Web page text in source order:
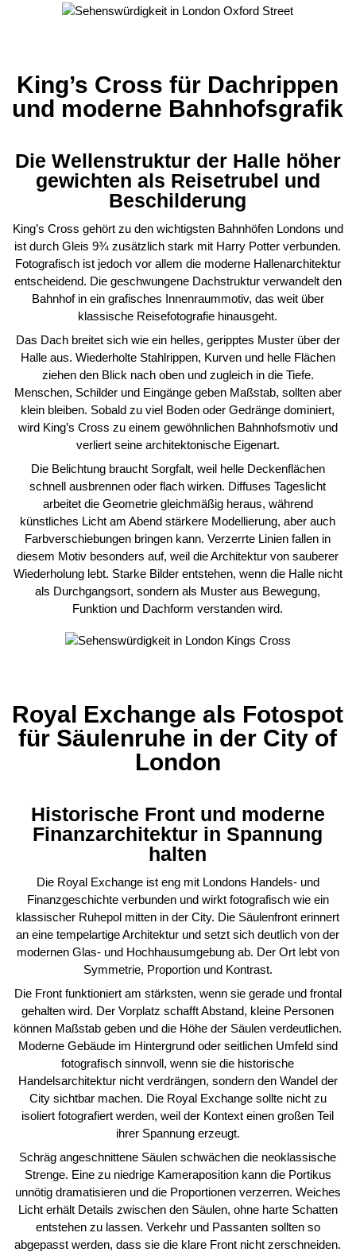
King’s Cross für Dachrippen
und moderne Bahnhofsgrafik
Die Wellenstruktur der Halle höher
gewichten als Reisetrubel und
Beschilderung
King’s Cross gehört zu den wichtigsten Bahnhöfen Londons und
ist durch Gleis 9¾ zusätzlich stark mit Harry Potter verbunden.
Fotografisch ist jedoch vor allem die moderne Hallenarchitektur
entscheidend. Die geschwungene Dachstruktur verwandelt den
Bahnhof in ein grafisches Innenraummotiv, das weit über
klassische Reisefotografie hinausgeht.
Das Dach breitet sich wie ein helles, geripptes Muster über der
Halle aus. Wiederholte Stahlrippen, Kurven und helle Flächen
ziehen den Blick nach oben und zugleich in die Tiefe.
Menschen, Schilder und Eingänge geben Maßstab, sollten aber
klein bleiben. Sobald zu viel Boden oder Gedränge dominiert,
wird King’s Cross zu einem gewöhnlichen Bahnhofsmotiv und
verliert seine architektonische Eigenart.
Die Belichtung braucht Sorgfalt, weil helle Deckenflächen
schnell ausbrennen oder flach wirken. Diffuses Tageslicht
arbeitet die Geometrie gleichmäßig heraus, während
künstliches Licht am Abend stärkere Modellierung, aber auch
Farbverschiebungen bringen kann. Verzerrte Linien fallen in
diesem Motiv besonders auf, weil die Architektur von sauberer
Wiederholung lebt. Starke Bilder entstehen, wenn die Halle nicht
als Durchgangsort, sondern als Muster aus Bewegung,
Funktion und Dachform verstanden wird.
Royal Exchange als Fotospot
für Säulenruhe in der City of
London
Historische Front und moderne
Finanzarchitektur in Spannung
halten
Die Royal Exchange ist eng mit Londons Handels- und
Finanzgeschichte verbunden und wirkt fotografisch wie ein
klassischer Ruhepol mitten in der City. Die Säulenfront erinnert
an eine tempelartige Architektur und setzt sich deutlich von der
modernen Glas- und Hochhausumgebung ab. Der Ort lebt von
Symmetrie, Proportion und Kontrast.
Die Front funktioniert am stärksten, wenn sie gerade und frontal
gehalten wird. Der Vorplatz schafft Abstand, kleine Personen
können Maßstab geben und die Höhe der Säulen verdeutlichen.
Moderne Gebäude im Hintergrund oder seitlichen Umfeld sind
fotografisch sinnvoll, wenn sie die historische
Handelsarchitektur nicht verdrängen, sondern den Wandel der
City sichtbar machen. Die Royal Exchange sollte nicht zu
isoliert fotografiert werden, weil der Kontext einen großen Teil
ihrer Spannung erzeugt.
Schräg angeschnittene Säulen schwächen die neoklassische
Strenge. Eine zu niedrige Kameraposition kann die Portikus
unnötig dramatisieren und die Proportionen verzerren. Weiches
Licht erhält Details zwischen den Säulen, ohne harte Schatten
entstehen zu lassen. Verkehr und Passanten sollten so
abgepasst werden, dass sie die klare Front nicht zerschneiden.